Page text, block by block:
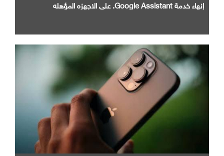
إنهاء خدمة Google Assistant. علي الاجهزه المؤهله